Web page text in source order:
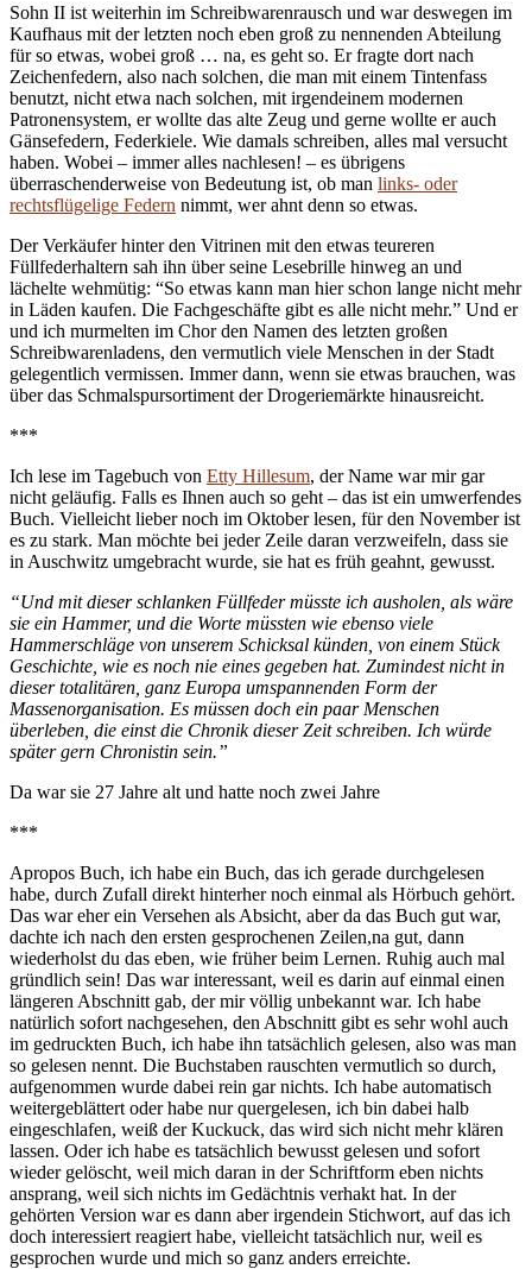
Sohn II ist weiterhin im Schreibwarenrausch und war deswegen im
Kaufhaus mit der letzten noch eben groß zu nennenden Abteilung
für so etwas, wobei groß … na, es geht so. Er fragte dort nach
Zeichenfedern, also nach solchen, die man mit einem Tintenfass
benutzt, nicht etwa nach solchen, mit irgendeinem modernen
Patronensystem, er wollte das alte Zeug und gerne wollte er auch
Gänsefedern, Federkiele. Wie damals schreiben, alles mal versucht
haben. Wobei – immer alles nachlesen! – es übrigens
überraschenderweise von Bedeutung ist, ob man links- oder
rechtsflügelige Federn nimmt, wer ahnt denn so etwas.
Der Verkäufer hinter den Vitrinen mit den etwas teureren
Füllfederhaltern sah ihn über seine Lesebrille hinweg an und
lächelte wehmütig: “So etwas kann man hier schon lange nicht mehr
in Läden kaufen. Die Fachgeschäfte gibt es alle nicht mehr.” Und er
und ich murmelten im Chor den Namen des letzten großen
Schreibwarenladens, den vermutlich viele Menschen in der Stadt
gelegentlich vermissen. Immer dann, wenn sie etwas brauchen, was
über das Schmalspursortiment der Drogeriemärkte hinausreicht.
***
Ich lese im Tagebuch von Etty Hillesum, der Name war mir gar
nicht geläufig. Falls es Ihnen auch so geht – das ist ein umwerfendes
Buch. Vielleicht lieber noch im Oktober lesen, für den November ist
es zu stark. Man möchte bei jeder Zeile daran verzweifeln, dass sie
in Auschwitz umgebracht wurde, sie hat es früh geahnt, gewusst.
“Und mit dieser schlanken Füllfeder müsste ich ausholen, als wäre
sie ein Hammer, und die Worte müssten wie ebenso viele
Hammerschläge von unserem Schicksal künden, von einem Stück
Geschichte, wie es noch nie eines gegeben hat. Zumindest nicht in
dieser totalitären, ganz Europa umspannenden Form der
Massenorganisation. Es müssen doch ein paar Menschen
überleben, die einst die Chronik dieser Zeit schreiben. Ich würde
später gern Chronistin sein.”
Da war sie 27 Jahre alt und hatte noch zwei Jahre
***
Apropos Buch, ich habe ein Buch, das ich gerade durchgelesen
habe, durch Zufall direkt hinterher noch einmal als Hörbuch gehört.
Das war eher ein Versehen als Absicht, aber da das Buch gut war,
dachte ich nach den ersten gesprochenen Zeilen,na gut, dann
wiederholst du das eben, wie früher beim Lernen. Ruhig auch mal
gründlich sein! Das war interessant, weil es darin auf einmal einen
längeren Abschnitt gab, der mir völlig unbekannt war. Ich habe
natürlich sofort nachgesehen, den Abschnitt gibt es sehr wohl auch
im gedruckten Buch, ich habe ihn tatsächlich gelesen, also was man
so gelesen nennt. Die Buchstaben rauschten vermutlich so durch,
aufgenommen wurde dabei rein gar nichts. Ich habe automatisch
weitergeblättert oder habe nur quergelesen, ich bin dabei halb
eingeschlafen, weiß der Kuckuck, das wird sich nicht mehr klären
lassen. Oder ich habe es tatsächlich bewusst gelesen und sofort
wieder gelöscht, weil mich daran in der Schriftform eben nichts
ansprang, weil sich nichts im Gedächtnis verhakt hat. In der
gehörten Version war es dann aber irgendein Stichwort, auf das ich
doch interessiert reagiert habe, vielleicht tatsächlich nur, weil es
gesprochen wurde und mich so ganz anders erreichte.